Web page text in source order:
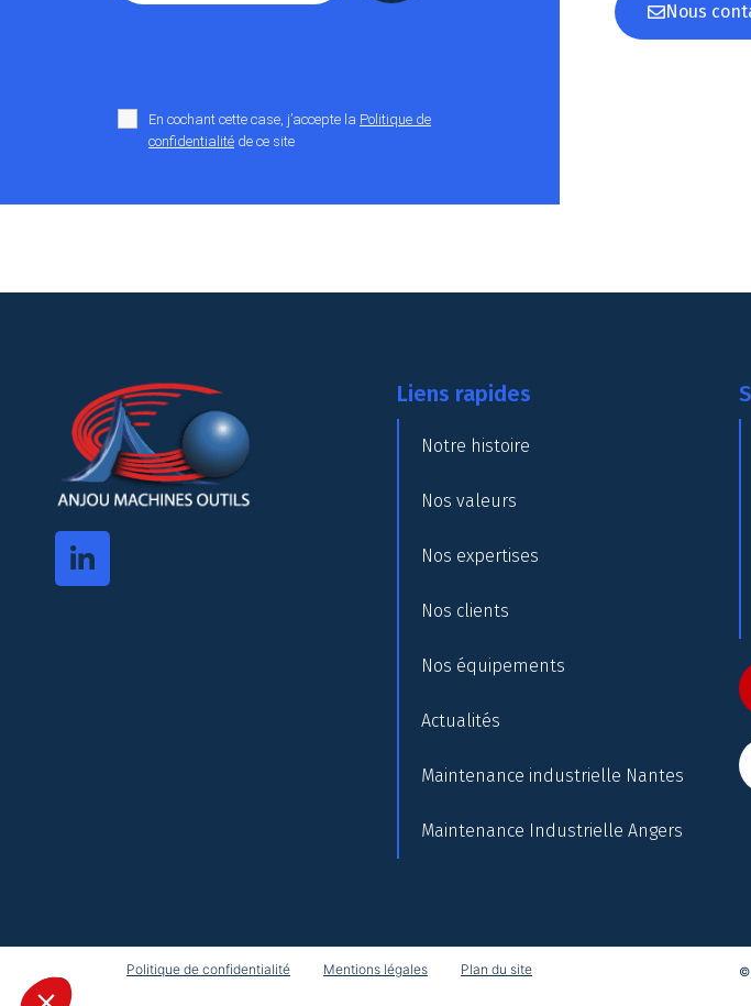
En cochant cette case, j’accepte la Politique de
confidentialité de ce site
Nous
Liens rapides
Notre histoire
Nos valeurs
Nos expertises
Nos clients
Nos équipements
Actualités
Maintenance industrielle Nantes
Maintenance Industrielle Angers
Politique de confidentialité Mentions légales Plan du site ©